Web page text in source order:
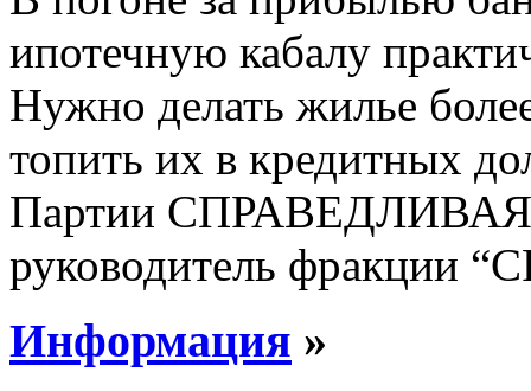
ипотечную кабалу
Нужно делать жилье
топить их в кредитных
Партии
руководитель фракции
Информация »